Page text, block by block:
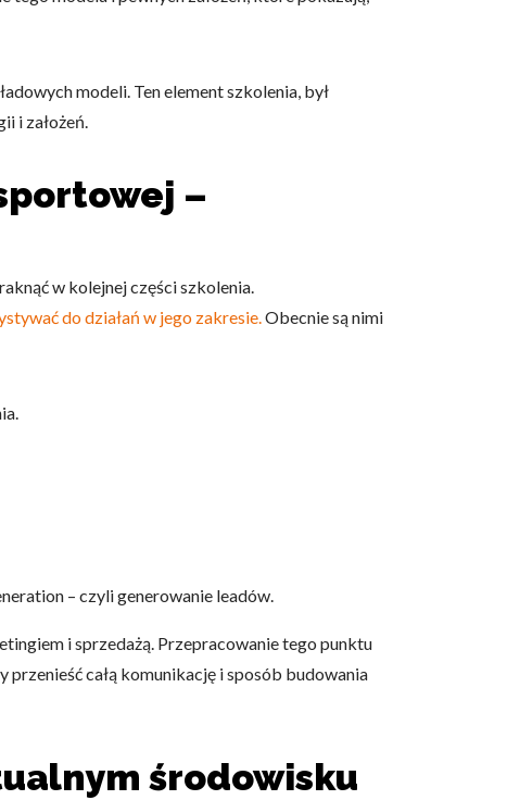
modeli. Ten element szkolenia, był
i założeń.
–
w kolejnej części szkolenia.
do działań w jego zakresie.Obecnie są nimi
– czyli generowanie leadów.
i sprzedażą. Przepracowanie tego punktu
całą komunikację i sposób budowania
środowisku
działać w zamierzony